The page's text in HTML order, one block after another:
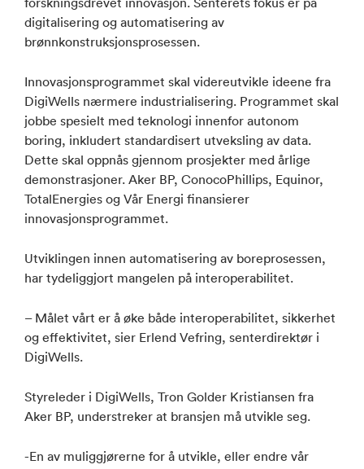
digitalisering og automatisering av
brønnkonstruksjonsprosessen.
Innovasjonsprogrammet skal videreutvikle ideene fra
DigiWells nærmere industrialisering. Programmet skal
jobbe spesielt med teknologi innenfor autonom
boring, inkludert standardisert utveksling av data.
Dette skal oppnås gjennom prosjekter med årlige
demonstrasjoner. Aker BP, ConocoPhillips, Equinor,
TotalEnergies og Vår Energi finansierer
innovasjonsprogrammet.
Utviklingen innen automatisering av boreprosessen,
har tydeliggjort mangelen på interoperabilitet.
– Målet vårt er å øke både interoperabilitet, sikkerhet
og effektivitet, sier Erlend Vefring, senterdirektør i
DigiWells.
Styreleder i DigiWells, Tron Golder Kristiansen fra
Aker BP, understreker at bransjen må utvikle seg.
-En av muliggjørerne for å utvikle, eller endre vår